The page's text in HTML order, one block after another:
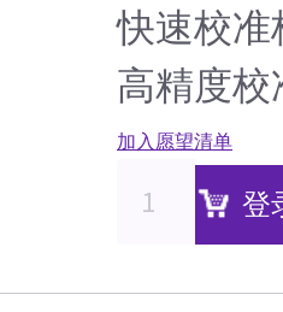
快速校准
高精度
加入愿望清单
登